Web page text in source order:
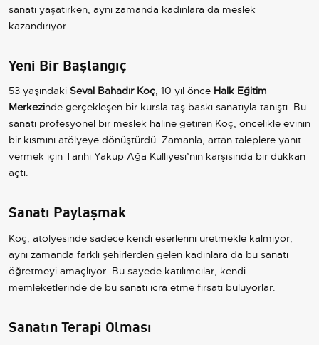
sanatı yaşatırken, aynı zamanda kadınlara da meslek
kazandırıyor.
Yeni Bir Başlangıç
53 yaşındaki Seval Bahadır Koç, 10 yıl önce Halk Eğitim
Merkezinde gerçekleşen bir kursla taş baskı sanatıyla tanıştı. Bu
sanatı profesyonel bir meslek haline getiren Koç, öncelikle evinin
bir kısmını atölyeye dönüştürdü. Zamanla, artan taleplere yanıt
vermek için Tarihi Yakup Ağa Külliyesi’nin karşısında bir dükkan
açtı.
Sanatı Paylaşmak
Koç, atölyesinde sadece kendi eserlerini üretmekle kalmıyor,
aynı zamanda farklı şehirlerden gelen kadınlara da bu sanatı
öğretmeyi amaçlıyor. Bu sayede katılımcılar, kendi
memleketlerinde de bu sanatı icra etme fırsatı buluyorlar.
Sanatın Terapi Olması